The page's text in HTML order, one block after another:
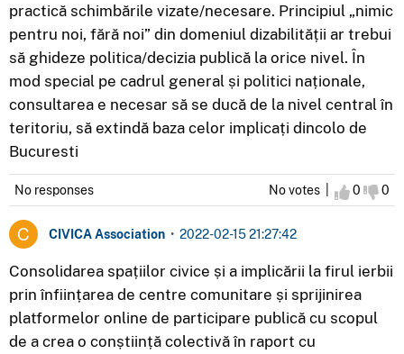
practică schimbările vizate/necesare. Principiul „nimic
pentru noi, fără noi” din domeniul dizabilității ar trebui
să ghideze politica/decizia publică la orice nivel. În
mod special pe cadrul general și politici naționale,
consultarea e necesar să se ducă de la nivel central în
teritoriu, să extindă baza celor implicați dincolo de
Bucuresti
No votes | I agree
0 I
0
No responses
CIVICA Association • 2022-02-15 21:27:42
Consolidarea spațiilor civice și a implicării la firul ierbii
prin înființarea de centre comunitare și sprijinirea
platformelor online de participare publică cu scopul
de a crea o conștiință colectivă în raport cu